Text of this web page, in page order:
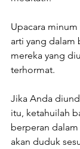
Upacara
arti yang dalam
mereka yang
terhormat.
Jika Anda
itu, ketahuilah
berperan
akan duduk